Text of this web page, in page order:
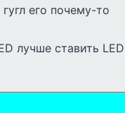
его почему-то
лучше ставить LED